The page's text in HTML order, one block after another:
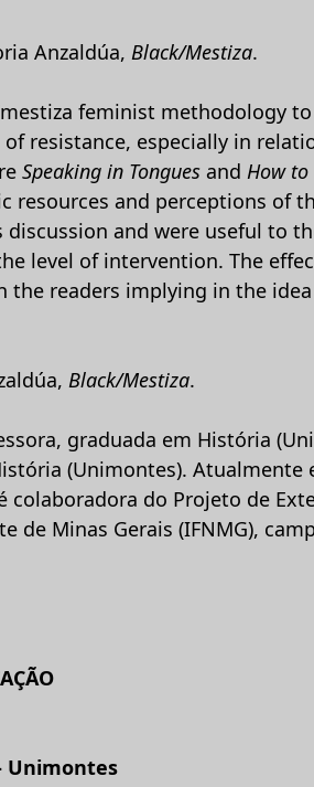
Anzaldúa, Black/Mestiza.
feminist methodology
resistance, especially in
Speaking in Tongues and How to
resources and perceptions of
and were useful to
level of intervention. The
the readers implying in the
Black/Mestiza.
graduada em História
(Unimontes). Atualmente
colaboradora do Projeto de
de Minas Gerais (IFNMG),
Unimontes